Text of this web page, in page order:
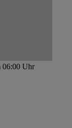
06:00 Uhr